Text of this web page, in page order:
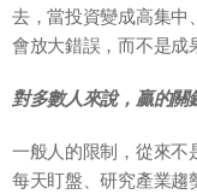
去，當投資變成高集中
會放大錯誤，而不是成
對多數人來說，贏的關
一般人的限制，從來不
每天盯盤、研究產業趨